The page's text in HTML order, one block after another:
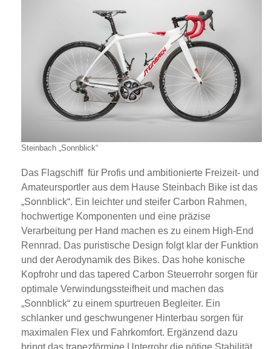
Steinbach „Sonnblick“
Das Flagschiff für Profis und ambitionierte Freizeit- und
Amateursportler aus dem Hause Steinbach Bike ist das
„Sonnblick“. Ein leichter und steifer Carbon Rahmen,
hochwertige Komponenten und eine präzise
Verarbeitung per Hand machen es zu einem High-End
Rennrad. Das puristische Design folgt klar der Funktion
und der Aerodynamik des Bikes. Das hohe konische
Kopfrohr und das tapered Carbon Steuerrohr sorgen für
optimale Verwindungssteifheit und machen das
„Sonnblick“ zu einem spurtreuen Begleiter. Ein
schlanker und geschwungener Hinterbau sorgen für
maximalen Flex und Fahrkomfort. Ergänzend dazu
bringt das trapezförmige Unterrohr die nötige Stabilität.